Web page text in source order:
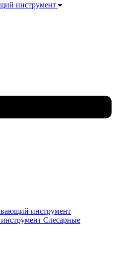
инструмент
инструмент
Слесарные